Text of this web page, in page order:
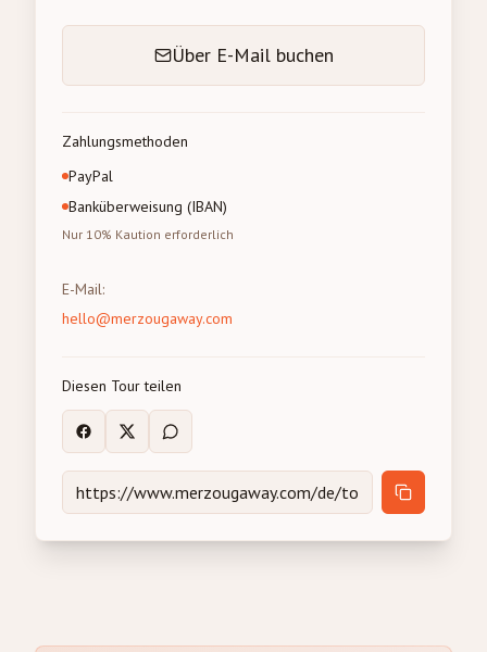
Über E-Mail buchen
Zahlungsmethoden
PayPal
Banküberweisung (IBAN)
Nur 10% Kaution erforderlich
E-Mail:
hello@merzougaway.com
Diesen Tour teilen